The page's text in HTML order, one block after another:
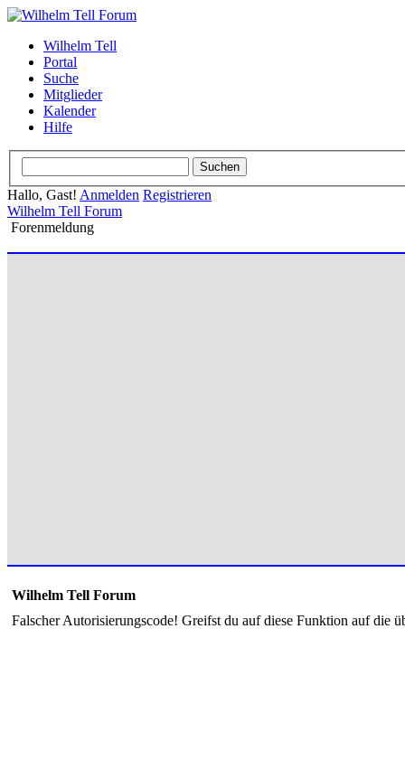
Wilhelm Tell
Portal
Suche
Mitglieder
Kalender
Hilfe
Hallo, Gast! Anmelden Registrieren
Wilhelm Tell Forum
Forenmeldung
Wilhelm Tell Forum
Falscher Autorisierungscode! Greifst du auf diese Funktion auf die